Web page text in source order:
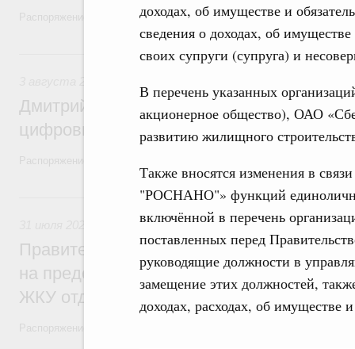
доходах, об имуществе и
сведения о доходах, об
своих супруги (супруга) и
В перечень указанных
акционерное общество), ОАО
развитию жилищного
Также вносятся изменения в
"РОСНАНО"» функций
включённой в перечень
поставленных перед
руководящие должности в
замещение этих должностей,
доходах, расходах, об имуществе
Распоряжение от 3 августа 2026 года №2067-р
3 августа, понедельник
Дмитрий Григоренко возглавил штаб по
цифровых платформ
31 июля, пятница
Социальная поддержка отдельных
Правительство направит регионам
на предоставление мер социальной
ЖКУ отдельным категориям граждан